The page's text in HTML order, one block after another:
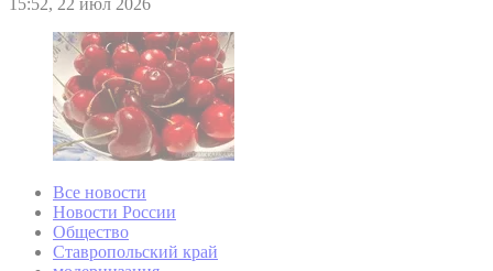
15:52, 22 июл 2026
Все новости
Новости России
Общество
Ставропольский край